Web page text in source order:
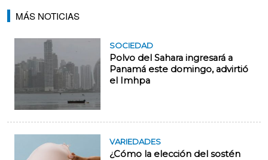
MÁS NOTICIAS
SOCIEDAD
Polvo del Sahara ingresará a
Panamá este domingo, advirtió
el Imhpa
VARIEDADES
¿Cómo la elección del sostén